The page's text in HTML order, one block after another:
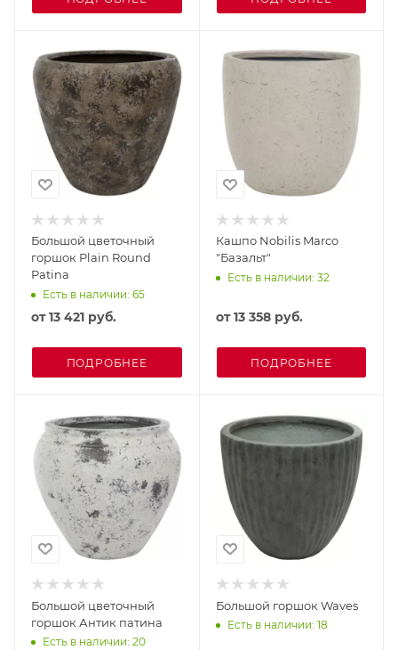
Большой цветочный
горшок Plain Round
Patina
Есть в наличии: 65
от13 421 руб.
ПОДРОБНЕЕ
Кашпо Nobilis Marco
"Базальт"
Есть в наличии: 32
от13 358 руб.
ПОДРОБНЕЕ
Большой цветочный
горшок Антик патина
Есть в наличии: 20
Большой горшок Waves
Есть в наличии: 18